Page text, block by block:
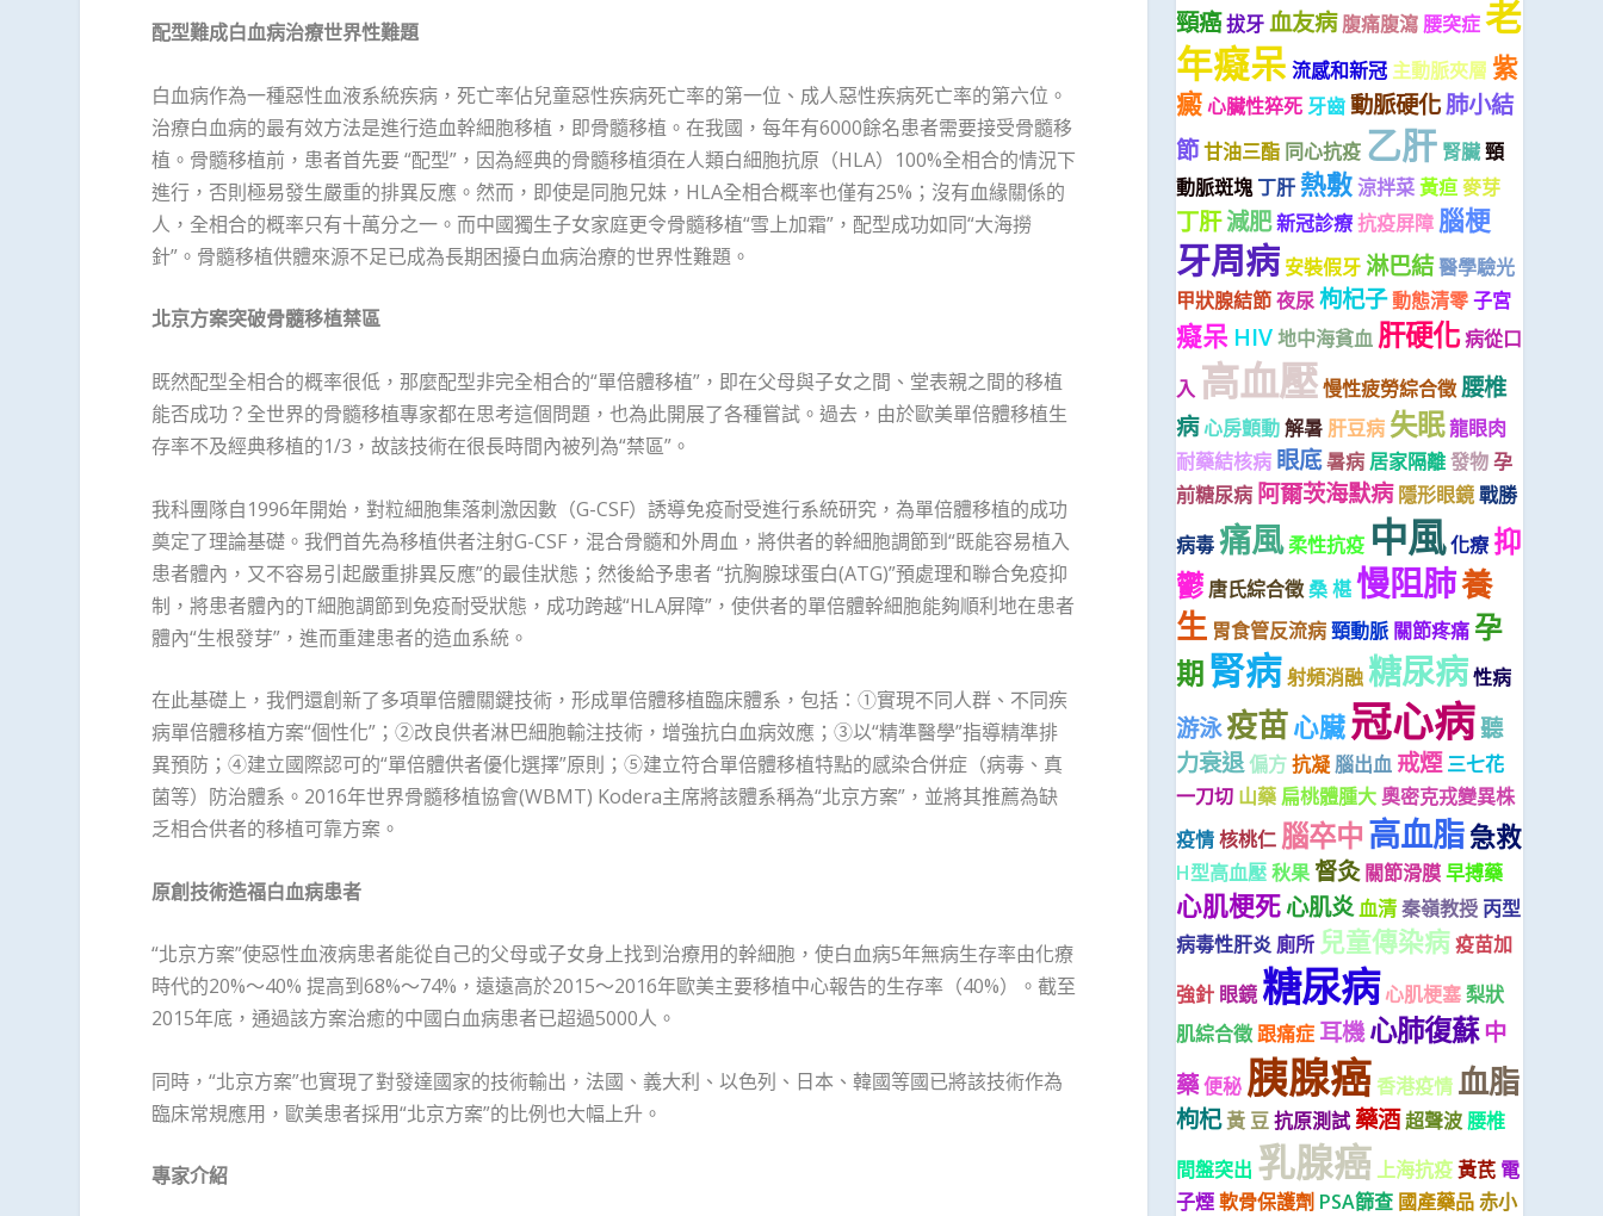
配型難成白血病治療世界性難題
白血病作為一種惡性血液系統疾病，死亡率佔兒童惡性疾病死亡率的第一位、成人惡性疾病死亡率的第六位。
治療白血病的最有效方法是進行造血幹細胞移植，即骨髓移植。在我國，每年有6000餘名患者需要接受骨髓移
植。骨髓移植前，患者首先要 “配型”，因為經典的骨髓移植須在人類白細胞抗原（HLA）100%全相合的情況下
進行，否則極易發生嚴重的排異反應。然而，即使是同胞兄妹，HLA全相合概率也僅有25%；沒有血緣關係的
人，全相合的概率只有十萬分之一。而中國獨生子女家庭更令骨髓移植“雪上加霜”，配型成功如同“大海撈
針”。骨髓移植供體來源不足已成為長期困擾白血病治療的世界性難題。
北京方案突破骨髓移植禁區
既然配型全相合的概率很低，那麼配型非完全相合的“單倍體移植”，即在父母與子女之間、堂表親之間的移植
能否成功？全世界的骨髓移植專家都在思考這個問題，也為此開展了各種嘗試。過去，由於歐美單倍體移植生
存率不及經典移植的1/3，故該技術在很長時間內被列為“禁區”。
我科團隊自1996年開始，對粒細胞集落刺激因數（G-CSF）誘導免疫耐受進行系統研究，為單倍體移植的成功
奠定了理論基礎。我們首先為移植供者注射G-CSF，混合骨髓和外周血，將供者的幹細胞調節到“既能容易植入
患者體內，又不容易引起嚴重排異反應”的最佳狀態；然後給予患者 “抗胸腺球蛋白(ATG)”預處理和聯合免疫抑
制，將患者體內的T細胞調節到免疫耐受狀態，成功跨越“HLA屏障”，使供者的單倍體幹細胞能夠順利地在患者
體內“生根發芽”，進而重建患者的造血系統。
在此基礎上，我們還創新了多項單倍體關鍵技術，形成單倍體移植臨床體系，包括：①實現不同人群、不同疾
病單倍體移植方案“個性化”；②改良供者淋巴細胞輸注技術，增強抗白血病效應；③以“精準醫學”指導精準排
異預防；④建立國際認可的“單倍體供者優化選擇”原則；⑤建立符合單倍體移植特點的感染合併症（病毒、真
菌等）防治體系。2016年世界骨髓移植協會(WBMT) Kodera主席將該體系稱為“北京方案”，並將其推薦為缺
乏相合供者的移植可靠方案。
原創技術造福白血病患者
“北京方案”使惡性血液病患者能從自己的父母或子女身上找到治療用的幹細胞，使白血病5年無病生存率由化療
時代的20%～40% 提高到68%～74%，遠遠高於2015～2016年歐美主要移植中心報告的生存率（40%）。截至
2015年底，通過該方案治癒的中國白血病患者已超過5000人。
同時，“北京方案”也實現了對發達國家的技術輸出，法國、義大利、以色列、日本、韓國等國已將該技術作為
臨床常規應用，歐美患者採用“北京方案”的比例也大幅上升。
專家介紹
頸癌拔牙血友病 腹痛腹瀉 腰突症老
年癡呆 流感和新冠 主動脈夾層 紫
癜心臟性猝死牙齒動脈硬化肺小結
節甘油三酯 同心抗疫 乙肝 腎臟頸
動脈斑塊 丁肝熱敷涼拌菜黃疸麥芽
丁肝減肥新冠診療抗疫屏障 腦梗
牙周病 安裝假牙淋巴結醫學驗光
甲狀腺結節夜尿枸杞子動態清零子宮
癡呆 HIV地中海貧血 肝硬化病從口
入 高血壓慢性疲勞綜合徵腰椎
病心房顫動解暑 肝豆病 失眠龍眼肉
耐藥結核病 眼底暑病 居家隔離發物孕
前糖尿病 阿爾茨海默病 隱形眼鏡戰勝
病毒痛風 柔性抗疫 中風化療 抑
鬱 唐氏綜合徵桑 椹慢阻肺養
生 胃食管反流病頸動脈 關節疼痛 孕
期腎病射頻消融 糖尿病性病
游泳疫苗心臟冠心病聽
力衰退偏方抗凝腦出血 戒煙 三七花
一刀切 山藥 扁桃體腫大奧密克戎變異株
疫情核桃仁 腦卒中高血脂急救
H型高血壓秋果 督灸 關節滑膜早搏藥
心肌梗死心肌炎血清秦嶺教授 丙型
病毒性肝炎 廁所 兒童傳染病疫苗加
強針 眼鏡 糖尿病 心肌梗塞梨狀
肌綜合徵跟痛症 耳機心肺復蘇中
藥便秘 胰腺癌香港疫情 血脂
枸杞黃 豆抗原測試藥酒超聲波腰椎
間盤突出 乳腺癌 上海抗疫黃芪 電
子煙軟骨保護劑 PSA篩查 國產藥品赤小